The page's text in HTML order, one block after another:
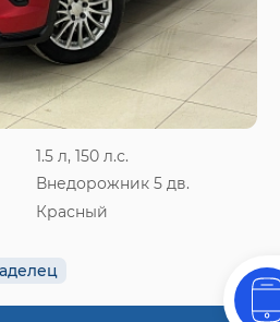
1.5 л, 150 л.с.
Внедорожник 5 дв.
Красный